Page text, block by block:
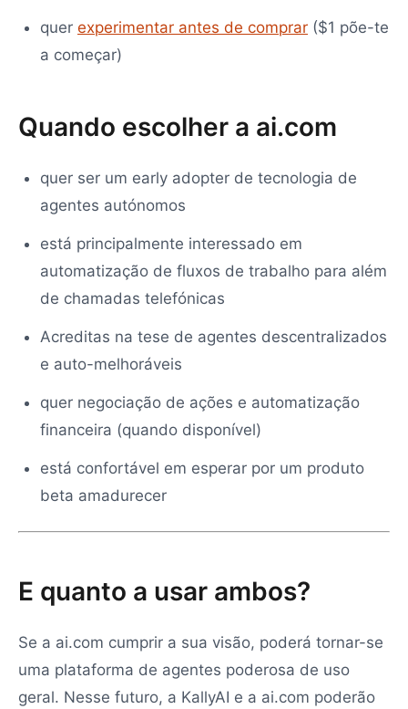
quer experimentar antes de comprar ($1 põe-te
a começar)
Quando escolher a ai.com
quer ser um early adopter de tecnologia de
agentes autónomos
está principalmente interessado em
automatização de fluxos de trabalho para além
de chamadas telefónicas
Acreditas na tese de agentes descentralizados
e auto-melhoráveis
quer negociação de ações e automatização
financeira (quando disponível)
está confortável em esperar por um produto
beta amadurecer
E quanto a usar ambos?
Se a ai.com cumprir a sua visão, poderá tornar-se
uma plataforma de agentes poderosa de uso
geral. Nesse futuro, a KallyAI e a ai.com poderão